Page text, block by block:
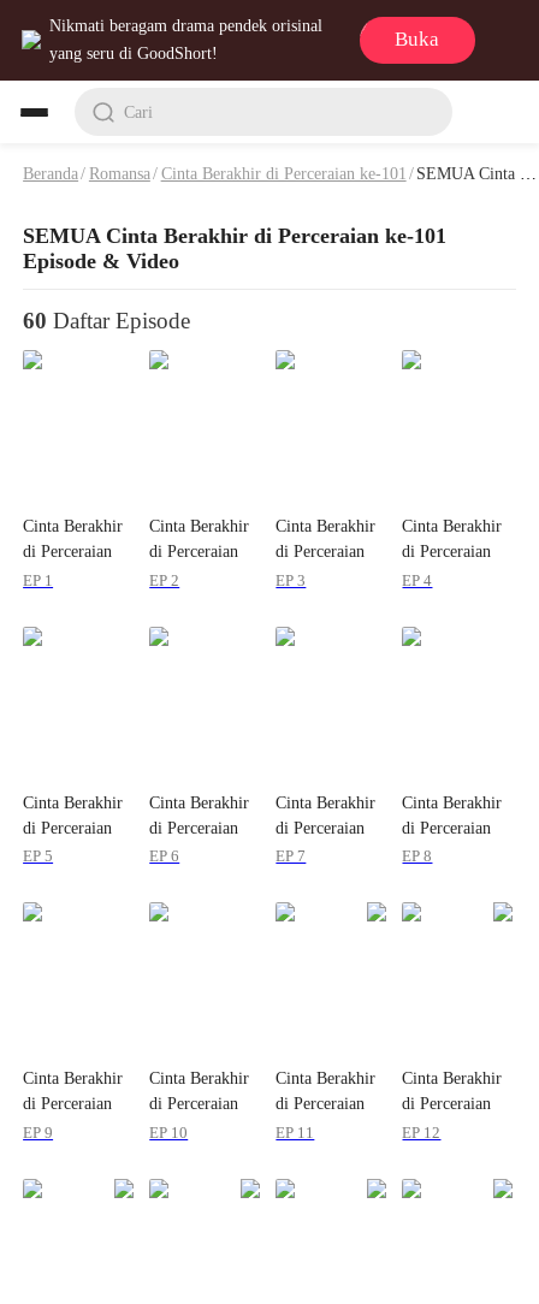
Nikmati beragam drama pendek orisinal
yang seru di GoodShort!
Buka
Cari
Beranda /Romansa /Cinta Berakhir di Perceraian ke-101 /SEMUA Cinta Berakhir di Perceraian ke-101 Episode & Video
SEMUA Cinta Berakhir di Perceraian ke-101
Episode & Video
60 Daftar Episode
Cinta Berakhir
di Perceraian
ke-101
EP 1
Cinta Berakhir
di Perceraian
ke-101
EP 2
Cinta Berakhir
di Perceraian
ke-101
EP 3
Cinta Berakhir
di Perceraian
ke-101
EP 4
Cinta Berakhir
di Perceraian
ke-101
EP 5
Cinta Berakhir
di Perceraian
ke-101
EP 6
Cinta Berakhir
di Perceraian
ke-101
EP 7
Cinta Berakhir
di Perceraian
ke-101
EP 8
Cinta Berakhir
di Perceraian
ke-101
EP 9
Cinta Berakhir
di Perceraian
ke-101
EP 10
Cinta Berakhir
di Perceraian
ke-101
EP 11
Cinta Berakhir
di Perceraian
ke-101
EP 12